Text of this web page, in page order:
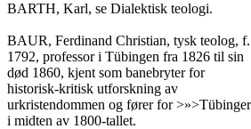
BARTH, Karl, se Dialektisk teologi.
BAUR, Ferdinand Christian, tysk teolog, f.
1792, professor i Tübingen fra 1826 til sin
død 1860, kjent som banebryter for
historisk-kritisk utforskning av
urkristendommen og fører for
i midten av 1800-tallet.